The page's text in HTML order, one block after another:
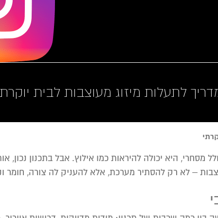
לתעלות מיזוג מעוצבות לבית
היא יכולה להיראות כמו אילוץ. אבל בתכנון נכון,
– לא רק להסתיר מערכת, אלא להעניק לה צורה,